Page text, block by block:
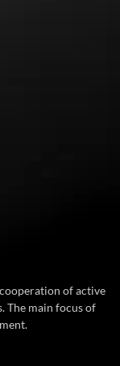
of active
The main focus of